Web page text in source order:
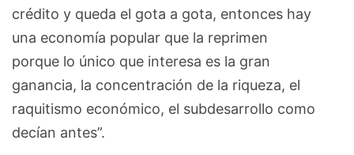
crédito y queda el gota a gota, entonces hay
una economía popular que la reprimen
porque lo único que interesa es la gran
ganancia, la concentración de la riqueza, el
raquitismo económico, el subdesarrollo como
decían antes”.